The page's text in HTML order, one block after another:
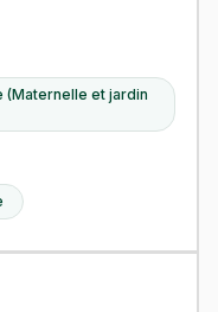
(Maternelle et jardin